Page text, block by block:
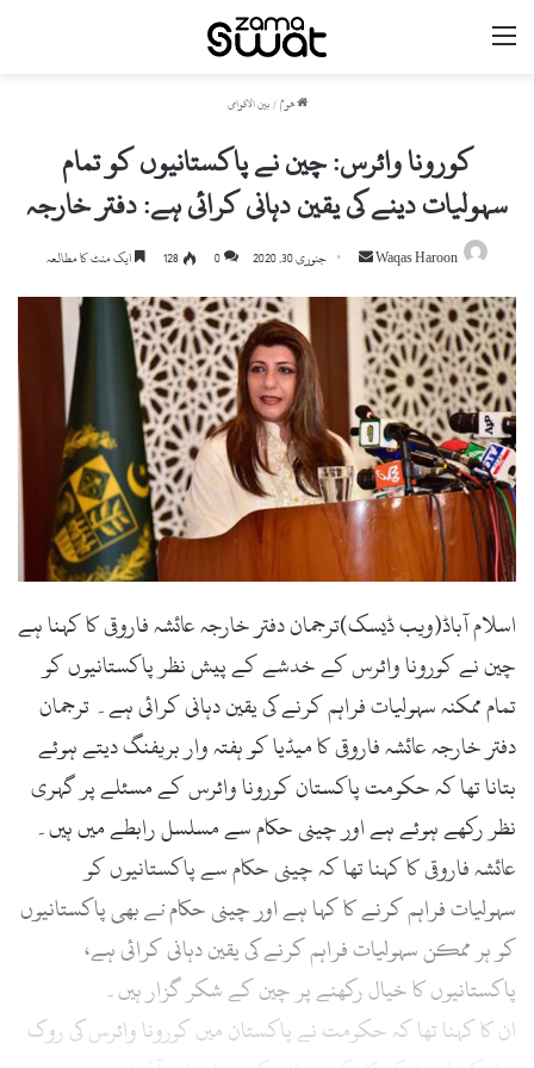
ھوم / بین الاقوامی
کورونا وائرس: چین نے پاکستانیوں کو تمام
سہولیات دینے کی یقین دہانی کرائی ہے: دفتر خارجہ
Waqas Haroon
n
e
m
a
i
l
جنوری 30, 2020 0
128 ایک منٹ کا مطالعہ
اسلام آباڈ(ویب ڈیسک)ترجمان دفتر خارجہ عائشہ فاروقی کا کہنا ہے
چین نے کورونا وائرس کے خدشے کے پیش نظر پاکستانیوں کو
تمام ممکنہ سہولیات فراہم کرنے کی یقین دہانی کرائی ہے۔ ترجمان
دفتر خارجہ عائشہ فاروقی کا میڈیا کو ہفتہ وار بریفنگ دیتے ہوئے
بتانا تھا کہ حکومت پاکستان کورونا وائرس کے مسئلے پر گہری
نظر رکھے ہوئے ہے اور چینی حکام سے مسلسل رابطے میں ہیں۔
عائشہ فاروقی کا کہنا تھا کہ چینی حکام سے پاکستانیوں کو
سہولیات فراہم کرنے کا کہا ہے اور چینی حکامنےبھی پاکستانیوں
کو ہر ممکن سہولیات فراہم کرنے کی یقین دہانی کرائی ہے،
پاکستانیوں کا خیال رکھنے پر چین کے شکر گزار ہیں۔
ان کا کہنا تھا کہ حکومت نے پاکستان میں کورونا وائرس کی روک